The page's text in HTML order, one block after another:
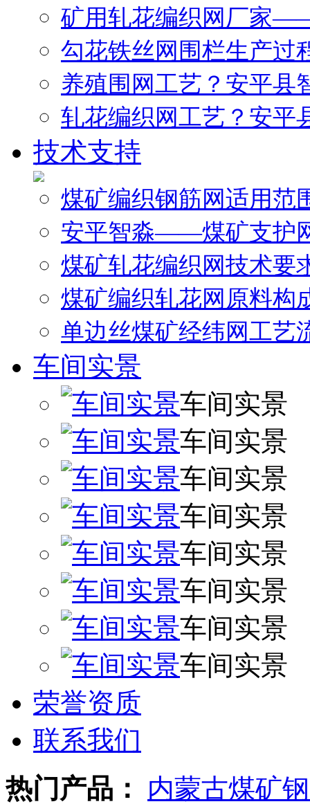
矿用轧花编织网厂家
勾花铁丝网围栏生产过
养殖围网工艺？安平县
轧花编织网工艺？安平
技术支持
煤矿编织钢筋网适用范
安平智淼——煤矿支护
煤矿轧花编织网技术要
煤矿编织轧花网原料构
单边丝煤矿经纬网工艺
车间实景
车间实景
车间实景
车间实景
车间实景
车间实景
车间实景
车间实景
车间实景
荣誉资质
联系我们
热门产品：
内蒙古煤矿